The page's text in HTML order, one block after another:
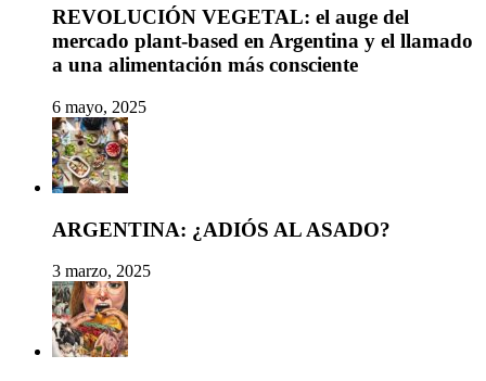
REVOLUCIÓN VEGETAL: el auge del
mercado plant-based en Argentina y el llamado
a una alimentación más consciente
6 mayo, 2025
ARGENTINA: ¿ADIÓS AL ASADO?
3 marzo, 2025